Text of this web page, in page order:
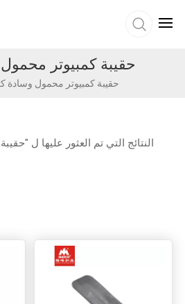
حقيبة كمبيوتر
حقيبة كمبيوتر محمول وسادة